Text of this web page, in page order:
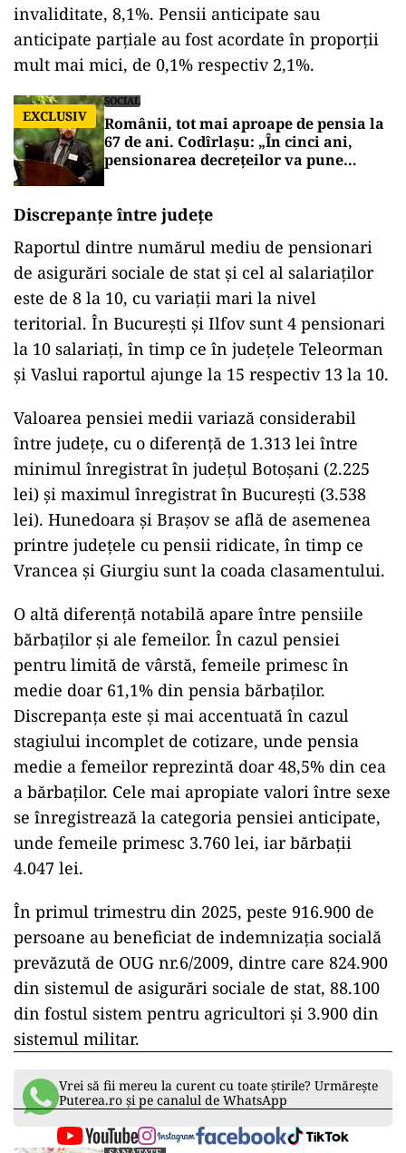
invaliditate, 8,1%. Pensii anticipate sau
anticipate parţiale au fost acordate în proporţii
mult mai mici, de 0,1% respectiv 2,1%.
EXCLUSIV
SOCIAL
Românii, tot mai aproape de pensia la
67 de ani. Codîrlașu: „În cinci ani,
pensionarea decrețeilor va pune
Discrepanţe între judeţe
Raportul dintre numărul mediu de pensionari
de asigurări sociale de stat şi cel al salariaţilor
este de 8 la 10, cu variaţii mari la nivel
teritorial. În Bucureşti şi Ilfov sunt 4 pensionari
la 10 salariaţi, în timp ce în judeţele Teleorman
şi Vaslui raportul ajunge la 15 respectiv 13 la 10.
Valoarea pensiei medii variază considerabil
între judeţe, cu o diferenţă de 1.313 lei între
minimul înregistrat în judeţul Botoşani (2.225
lei) şi maximul înregistrat în Bucureşti (3.538
lei). Hunedoara şi Braşov se află de asemenea
printre judeţele cu pensii ridicate, în timp ce
Vrancea şi Giurgiu sunt la coada clasamentului.
O altă diferenţă notabilă apare între pensiile
bărbaţilor şi ale femeilor. În cazul pensiei
pentru limită de vârstă, femeile primesc în
medie doar 61,1% din pensia bărbaţilor.
Discrepanţa este şi mai accentuată în cazul
stagiului incomplet de cotizare, unde pensia
medie a femeilor reprezintă doar 48,5% din cea
a bărbaţilor. Cele mai apropiate valori între sexe
se înregistrează la categoria pensiei anticipate,
unde femeile primesc 3.760 lei, iar bărbaţii
4.047 lei.
În primul trimestru din 2025, peste 916.900 de
persoane au beneficiat de indemnizaţia socială
prevăzută de OUG nr.6/2009, dintre care 824.900
din sistemul de asigurări sociale de stat, 88.100
din fostul sistem pentru agricultori şi 3.900 din
sistemul militar.
Vrei să fii mereu la curent cu toate știrile? Urmărește
Puterea.ro și pe canalul de WhatsApp